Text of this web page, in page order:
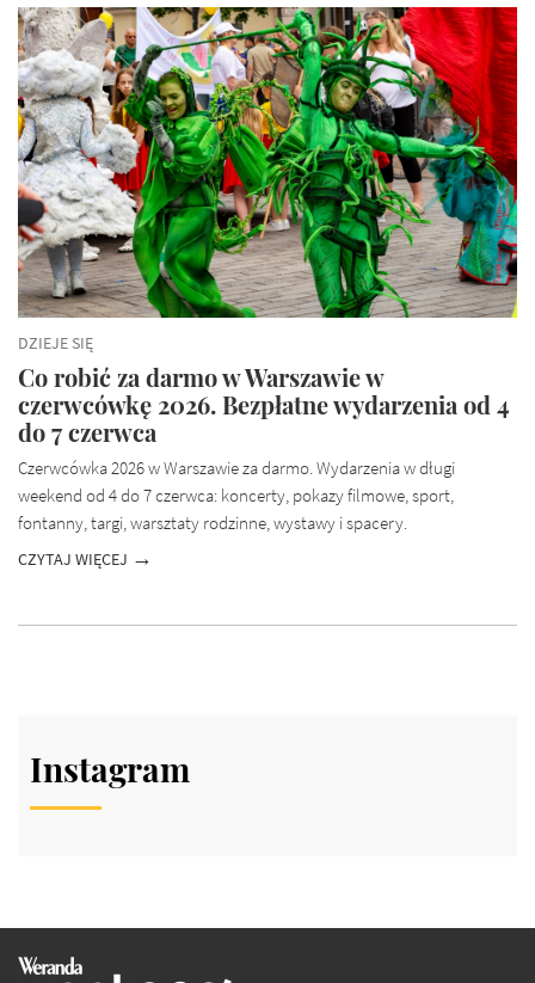
ARTYKUŁY
W
KATEGORII
DZIEJE SIĘ
Co robić za darmo w Warszawie w
czerwcówkę 2026. Bezpłatne wydarzenia od 4
do 7 czerwca
Czerwcówka 2026 w Warszawie za darmo. Wydarzenia w długi
weekend od 4 do 7 czerwca: koncerty, pokazy filmowe, sport,
fontanny, targi, warsztaty rodzinne, wystawy i spacery.
CZYTAJ WIĘCEJ
Instagram